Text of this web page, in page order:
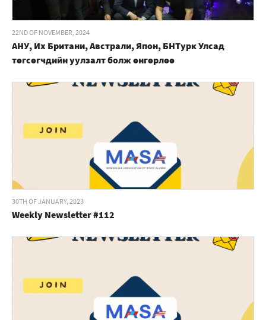
22ND OF NOVEMBER, 2024
АНУ, Их Британи, Австрали, Япон, БНТурк Улсад
төгсөгчдийн уулзалт болж өнгөрлөө
30TH OF JANUARY, 2023
Weekly Newsletter #112